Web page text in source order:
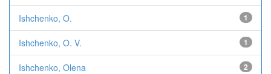
Ishchenko, O. 1
Ishchenko, O. V. 1
Ishchenko, Olena 2